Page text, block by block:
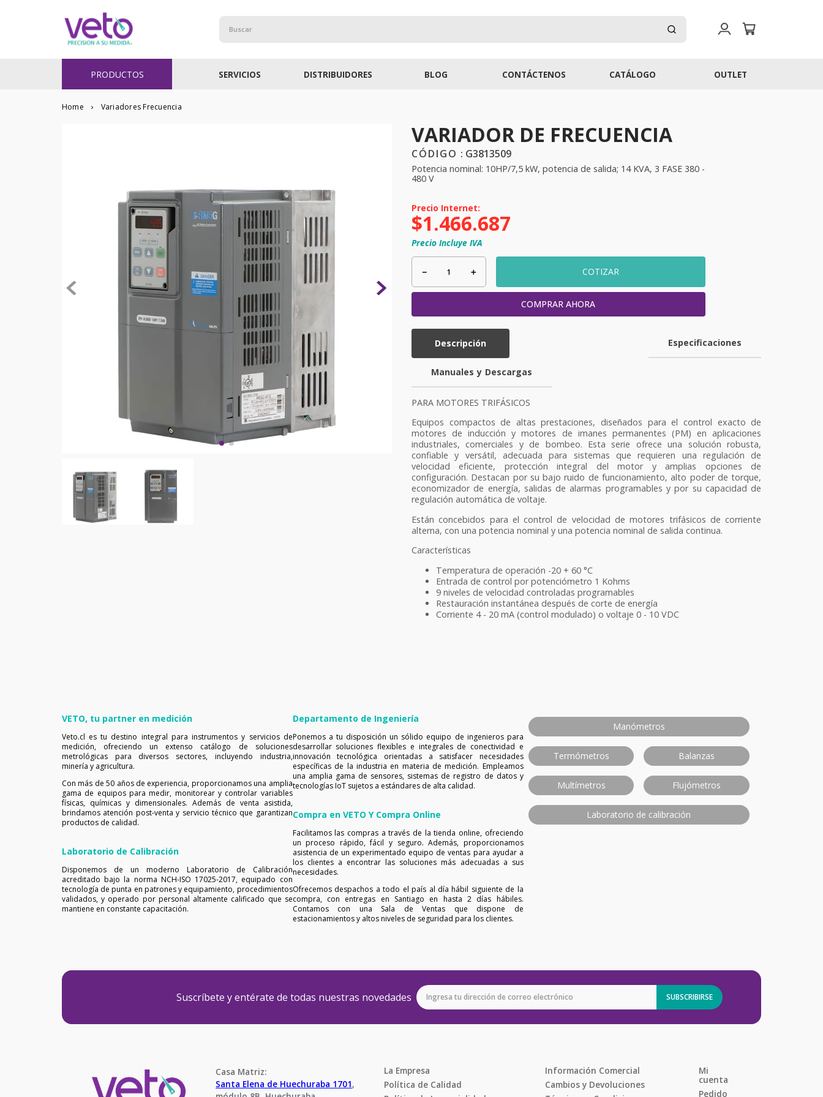
PRODUCTOS SERVICIOS DISTRIBUIDORES BLOG CONTÁCTENOS CATÁLOGO OUTLET
Variadores Frecuencia
VARIADOR DE FRECUENCIA
: G3813509
Potencia nominal: 10HP/7,5 kW, potencia de salida; 14 KVA, 3 FASE 380 -
480 V
$1.466.687
Precio Incluye IVA
＋
－ COTIZAR
COMPRAR AHORA
Descripción Especificaciones
y
PARA MOTORES TRIFÁSICOS
Equipos compactos de altas prestaciones, diseñados para el control exacto de
motores de inducción y motores de imanes permanentes (PM) en aplicaciones
industriales, comerciales y de bombeo. Esta serie ofrece una solución robusta,
confiable y versátil, adecuada para sistemas que requieren una regulación de
velocidad eficiente, protección integral del motor y amplias opciones de
configuración. Destacan por su bajo ruido de funcionamiento, alto poder de torque,
economizador de energía, salidas de alarmas programables y por su capacidad de
regulación automática de voltaje.
Están concebidos para el control de velocidad de motores trifásicos de corriente
alterna, con una potencia nominal y una potencia nominal de salida continua.
Características
Temperatura de operación -20 + 60 °C
Entrada de control por potenciómetro 1 Kohms
9 niveles de velocidad controladas programables
Restauración instantánea después de corte de energía
Corriente 4 - 20 mA (control modulado) o voltaje 0 - 10 VDC
VETO, tu partner en medición
Veto.cl es tu destino integral para instrumentos y servicios de
medición, ofreciendo un extenso catálogo de soluciones
metrológicas para diversos sectores, incluyendo industria,
minería y agricultura.
Con más de 50 años de experiencia, proporcionamos una amplia
gama de equipos para medir, monitorear y controlar variables
físicas, químicas y dimensionales. Además de venta asistida,
brindamos atención post-venta y servicio técnico que garantizan
productos de calidad.
Laboratorio de Calibración
Disponemos de un moderno Laboratorio de Calibración
acreditado bajo la norma NCH-ISO 17025-2017, equipado con
tecnología de punta en patrones y equipamiento, procedimientos
validados, y operado por personal altamente calificado que se
mantiene en constante capacitación.
Departamento de Ingeniería
Ponemos a tu disposición un sólido equipo de ingenieros para
desarrollar soluciones flexibles e integrales de conectividad e
innovación tecnológica orientadas a satisfacer necesidades
específicas de la industria en materia de medición. Empleamos
una amplia gama de sensores, sistemas de registro de datos y
tecnologías IoT sujetos a estándares de alta calidad.
Compra en VETO Y Compra Online
Facilitamos las compras a través de la tienda online, ofreciendo
un proceso rápido, fácil y seguro. Además, proporcionamos
asistencia de un experimentado equipo de ventas para ayudar a
los clientes a encontrar las soluciones más adecuadas a sus
necesidades.
Ofrecemos despachos a todo el país al día hábil siguiente de la
compra, con entregas en Santiago en hasta 2 días hábiles.
Contamos con una Sala de Ventas que dispone de
estacionamientos y altos niveles de seguridad para los clientes.
Manómetros
Termómetros Balanzas
Multímetros Flujómetros
Laboratorio de calibración
Suscríbete y entérate de todas nuestras novedades SUBSCRIBIRSE
Casa Matriz:
Santa Elena de Huechuraba 1701,
La Empresa
Política de Calidad
Información Comercial
Cambios y Devoluciones
Mi
cuenta
Pedido